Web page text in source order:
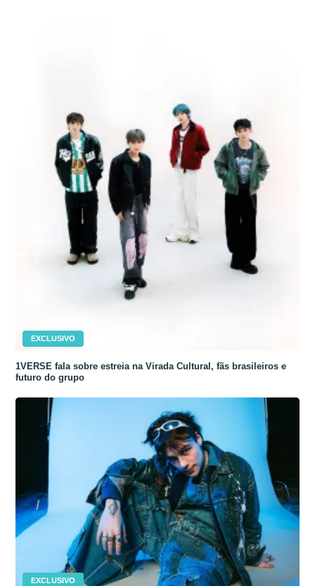
EXCLUSIVO
1VERSE fala sobre estreia na Virada Cultural, fãs brasileiros e
futuro do grupo
EXCLUSIVO